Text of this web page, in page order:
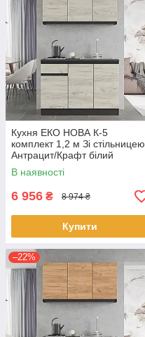
Кухня ЕКО НОВА К-5
комплект 1,2 м Зі стільницею
Антрацит/Крафт білий
В наявності
6 956 ₴ 8 974 ₴
Купити
–22%